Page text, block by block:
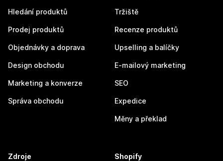
Hledání produktů
Prodej produktů
Objednávky a doprava
Design obchodu
Marketing a konverze
Správa obchodu
Tržiště
Recenze produktů
Upselling a balíčky
E-mailový marketing
SEO
Expedice
Měny a překlad
Zdroje Shopify